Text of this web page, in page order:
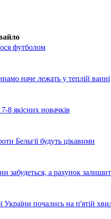
футболом
наче лежать у теплій ванні
8 якісних новачків
Бельгії будуть цікавими
забудеться, а рахунок
України почались на п'ятій